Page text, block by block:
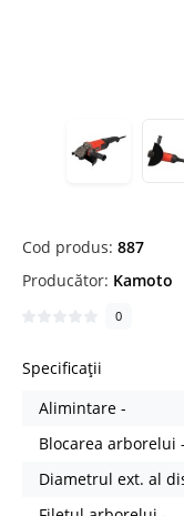
Cod produs: 887
Producător: Kamoto
0
Specificații
Alimintare -
Blocarea arborelui -
Diametrul ext. al